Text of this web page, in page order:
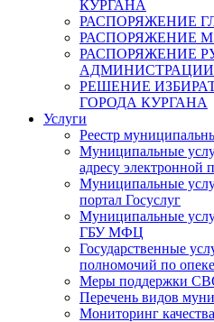
КУРГАНА
РАСПОРЯЖЕНИЕ
РАСПОРЯЖЕНИЕ
РАСПОРЯЖЕНИЕ
АДМИНИСТРАЦИИ
РЕШЕНИЕ
ГОРОДА КУРГАНА
Услуги
Реестр
Муниципальные
адресу электронной
Муниципальные
портал Госуслуг
Муниципальные
ГБУ МФЦ
Государственные
полномочий по
Меры поддержки
Перечень видов
Мониторинг